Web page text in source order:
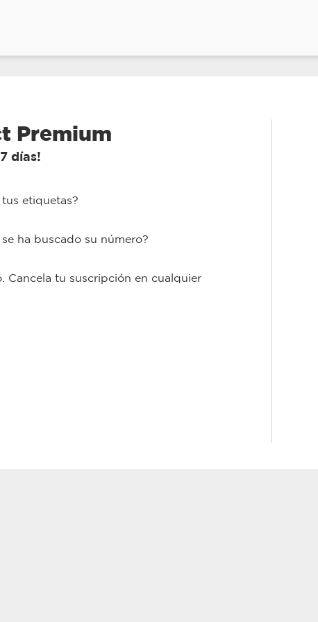
Premium
días!
etiquetas?
ha buscado su número?
Cancela tu suscripción en cualquier